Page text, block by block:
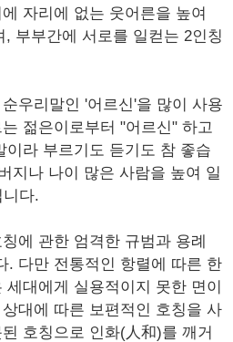
자리에 없는 웃어른을 높여
부부간에 서로를 일컫는 2인칭
우리말인 '어르신'을 많이 사용
젊은이로부터 "어르신" 하고
이라 부르기도 듣기도 참 좋습
지나 나이 많은 사람을 높여 일
다.
에 관한 엄격한 규범과 용례
. 다만 전통적인 항렬에 따른 한
대에게 실용적이지 못한 면이
대에 따른 보편적인 호칭을 사
호칭으로 인화(人和)를 깨거